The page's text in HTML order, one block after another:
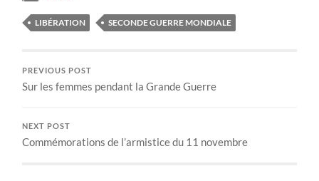
LIBÉRATION SECONDE GUERRE MONDIALE
PREVIOUS POST
Sur les femmes pendant la Grande Guerre
NEXT POST
Commémorations de l’armistice du 11 novembre